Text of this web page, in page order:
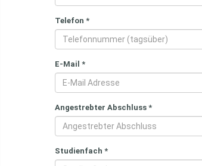
Telefon *
E-Mail *
Angestrebter Abschluss *
Studienfach *